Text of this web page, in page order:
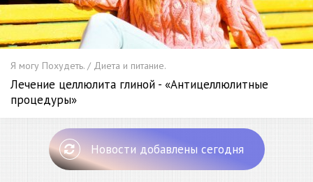
Я могу Похудеть. / Диета и питание.
Лечение целлюлита глиной - «Антицеллюлитные
процедуры»
Новости добавлены сегодня